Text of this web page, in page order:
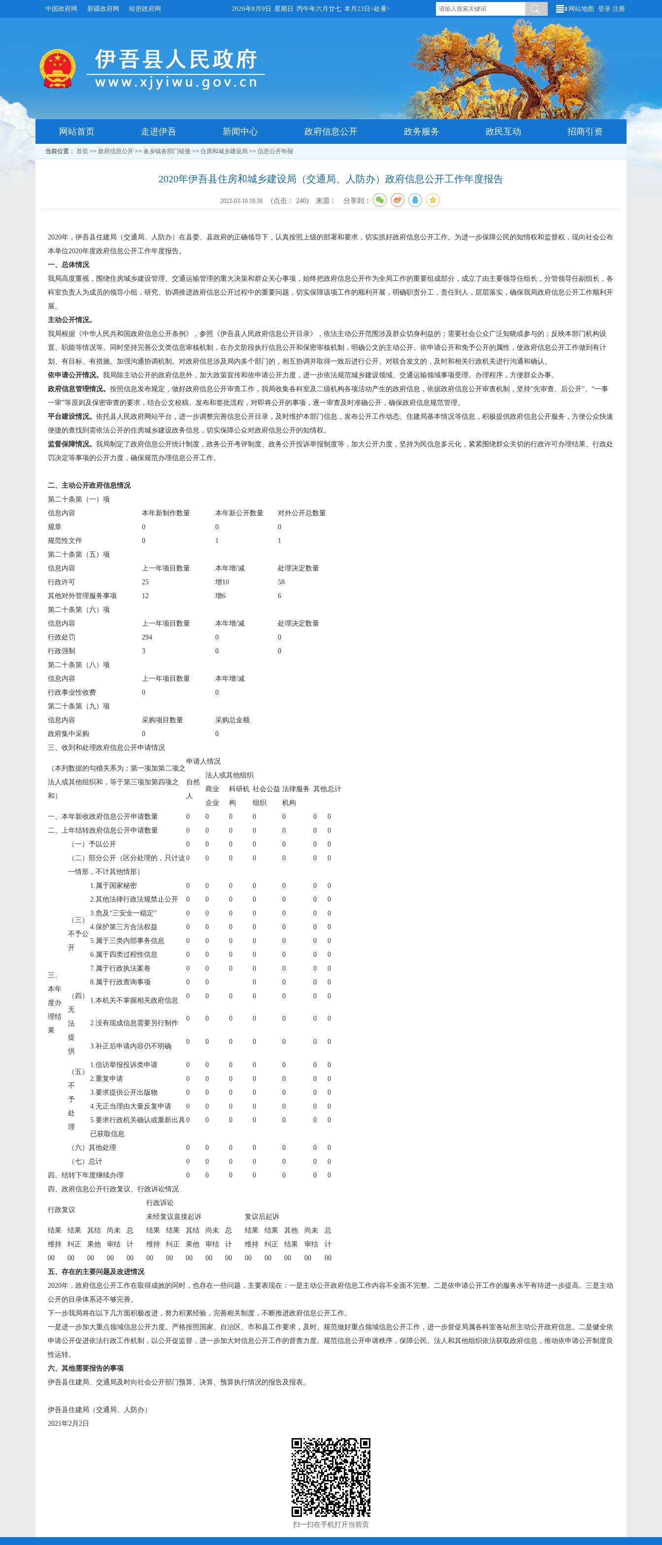
中国政府网 新疆政府网 哈密政府网 2026年8月9日 星期日 丙午年六月廿七 本月23日<处暑> 网站地图 登录 注册
网站首页 走进伊吾 新闻中心 政府信息公开 政务服务 政民互动 招商引资
当前位置： 首页 >> 政府信息公开 >> 各乡镇各部门链接 >> 住房和城乡建设局 >> 信息公开年报
2020年伊吾县住房和城乡建设局（交通局、人防办）政府信息公开工作年度报告
2022-03-10 18:38 (点击： 240) 来源： 分享到：
2020年，伊吾县住建局（交通局、人防办）在县委、县政府的正确领导下，认真按照上级的部署和要求，切实抓好政府信息公开工作。为进一步保障公民的知情权和监督权，现向社会公布
本单位2020年度政府信息公开工作年度报告。
一、总体情况
我局高度重视，围绕住房城乡建设管理、交通运输管理的重大决策和群众关心事项，始终把政府信息公开作为全局工作的重要组成部分，成立了由主要领导任组长，分管领导任副组长，各
科室负责人为成员的领导小组，研究、协调推进政府信息公开过程中的重要问题，切实保障该项工作的顺利开展，明确职责分工，责任到人，层层落实，确保我局政府信息公开工作顺利开
展。
主动公开情况。
我局根据《中华人民共和国政府信息公开条例》，参照《伊吾县人民政府信息公开目录》，依法主动公开范围涉及群众切身利益的；需要社会公众广泛知晓或参与的；反映本部门机构设
置、职能等情况等。同时坚持完善公文类信息审核机制，在办文阶段执行信息公开和保密审核机制，明确公文的主动公开、依申请公开和免予公开的属性，使政府信息公开工作做到有计
划、有目标、有措施。加强沟通协调机制。对政府信息涉及局内多个部门的，相互协调并取得一致后进行公开。对联合发文的，及时和相关行政机关进行沟通和确认。
依申请公开情况。 我局除主动公开的政府信息外，加大政策宣传和依申请公开力度，进一步依法规范城乡建设领域、交通运输领域事项受理、办理程序，方便群众办事。
政府信息管理情况。 按照信息发布规定，做好政府信息公开审查工作，我局收集各科室及二级机构各项活动产生的政府信息，依据政府信息公开审查机制，坚持“先审查、后公开”、“一事
一审”等原则及保密审查的要求，结合公文校稿、发布和签批流程，对即将公开的事项，逐一审查及时准确公开，确保政府信息规范管理。
平台建设情况。 依托县人民政府网站平台，进一步调整完善信息公开目录，及时维护本部门信息，发布公开工作动态、住建局基本情况等信息，积极提供政府信息公开服务，方便公众快速
便捷的查找到需依法公开的住房城乡建设政务信息，切实保障公众对政府信息公开的知情权。
监督保障情况。 我局制定了政府信息公开统计制度，政务公开考评制度、政务公开投诉举报制度等，加大公开力度，坚持为民信息多元化，紧紧围绕群众关切的行政许可办理结果、行政处
罚决定等事项的公开力度，确保规范办理信息公开工作。
二、主动公开政府信息情况
第二十条第（一）项
信息内容
本年新制作数量 本年新公开数量
对外公开总数量
规章
0 0
0
规范性文件
0 1
1
第二十条第（五）项
信息内容
上一年项目数量 本年增/减
处理决定数量
行政许可
25 增10
58
其他对外管理服务事项
12 增6
6
第二十条第（六）项
信息内容
上一年项目数量 本年增/减
处理决定数量
行政处罚
294 0
0
行政强制
3 0
0
第二十条第（八）项
信息内容
上一年项目数量
本年增/减
行政事业性收费
0
0
第二十条第（九）项
信息内容
采购项目数量
采购总金额
政府集中采购
0
0
三、收到和处理政府信息公开申请情况
（本列数据的勾稽关系为：第一项加第二项之
法人或其他组织和，等于第三项加第四项之
和）
申请人情况
自然
人
法人或其他组织
总计
商业
企业
科研机
构
社会公益
组织
法律服务
机构
其他
一、本年新收政府信息公开申请数量 0 0 0 0 0 0
0
二、上年结转政府信息公开申请数量
0 0 0 0 0 0 0
三、
本年
度办
理结
果
（一）予以公开 0 0 0 0 0 0
0
（二）部分公开（区分处理的，只计这
一情形，不计其他情形）
0 0 0 0 0 0 0
（三）
不予公
开
1.属于国家秘密 0 0 0 0 0 0
0
2.其他法律行政法规禁止公开
0 0 0 0 0 0
0
3.危及“三安全一稳定”
0 0 0 0 0 0
0
4.保护第三方合法权益
0 0 0 0 0 0
0
5.属于三类内部事务信息
0 0 0 0 0 0
0
6.属于四类过程性信息
0 0 0 0 0 0
0
7.属于行政执法案卷
0 0 0 0 0 0
0
8.属于行政查询事项
0 0 0 0 0
0
（四）
无
法
提
供
1.本机关不掌握相关政府信息
0 0 0 0 0 0 0
2.没有现成信息需要另行制作
0 0 0 0 0 0 0
3.补正后申请内容仍不明确
0 0 0 0 0 0 0
（五）
不
予
处
理
1.信访举报投诉类申请 0 0 0 0 0 0
0
2.重复申请
0 0 0 0 0 0
0
3.要求提供公开出版物
0 0 0 0 0 0
0
4.无正当理由大量反复申请
0 0 0 0 0 0
0
5.要求行政机关确认或重新出具
已获取信息
0 0 0 0 0 0 0
（六）其他处理 0 0 0 0 0 0
0
（七）总计
0 0 0 0 0 0
0
四、结转下年度继续办理
0 0 0 0 0 0
0
四、政府信息公开行政复议、行政诉讼情况
行政复议
行政诉讼
未经复议直接起诉
复议后起诉
结果
维持
结果
纠正
其结
果他
尚未
审结
总
计
结果
维持
结果
纠正
其结
果他
尚未
审结
总
计
结果
维持
结果
纠正
其他
结果
尚未
审结
总
计
00
00 00 00 00 00 00 00 00 00 00 00 00 00
00
五、存在的主要问题及改进情况
2020年，政府信息公开工作在取得成效的同时，也存在一些问题，主要表现在：一是主动公开政府信息工作内容不全面不完整。二是依申请公开工作的服务水平有待进一步提高。三是主动
公开的目录体系还不够完善。
下一步我局将在以下几方面积极改进，努力积累经验，完善相关制度，不断推进政府信息公开工作。
一是进一步加大重点领域信息公开力度。严格按照国家、自治区、市和县工作要求，及时、规范做好重点领域信息公开工作，进一步督促局属各科室各站所主动公开政府信息。二是健全依
申请公开促进依法行政工作机制，以公开促监督，进一步加大对信息公开工作的督查力度。规范信息公开申请秩序，保障公民、法人和其他组织依法获取政府信息，推动依申请公开制度良
性运转。
六、其他需要报告的事项
伊吾县住建局、交通局及时向社会公开部门预算、决算、预算执行情况的报告及报表。
伊吾县住建局（交通局、人防办）
2021年2月2日
扫一扫在手机打开当前页